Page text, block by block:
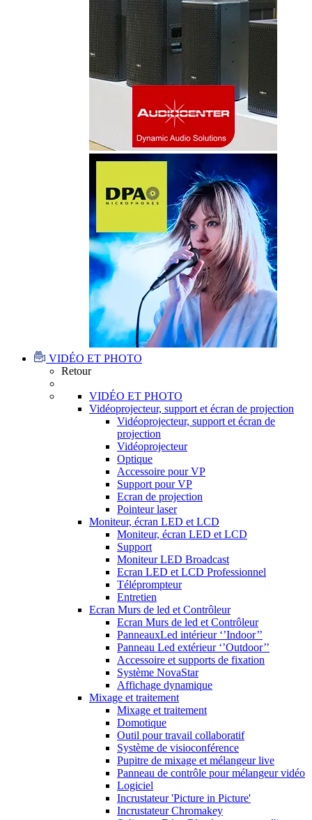
VIDÉO ET PHOTO
Retour
VIDÉO ET PHOTO
Vidéoprojecteur, support et écran de projection
Vidéoprojecteur, support et écran de
projection
Vidéoprojecteur
Optique
Accessoire pour VP
Support pour VP
Ecran de projection
Pointeur laser
Moniteur, écran LED et LCD
Moniteur, écran LED et LCD
Support
Moniteur LED Broadcast
Ecran LED et LCD Professionnel
Téléprompteur
Entretien
Ecran Murs de led et Contrôleur
Ecran Murs de led et Contrôleur
PanneauxLed intérieur ‘’Indoor’’
Panneau Led extérieur ‘’Outdoor’’
Accessoire et supports de fixation
Système NovaStar
Affichage dynamique
Mixage et traitement
Mixage et traitement
Domotique
Outil pour travail collaboratif
Système de visioconférence
Pupitre de mixage et mélangeur live
Panneau de contrôle pour mélangeur vidéo
Logiciel
Incrustateur 'Picture in Picture'
Incrustateur Chromakey